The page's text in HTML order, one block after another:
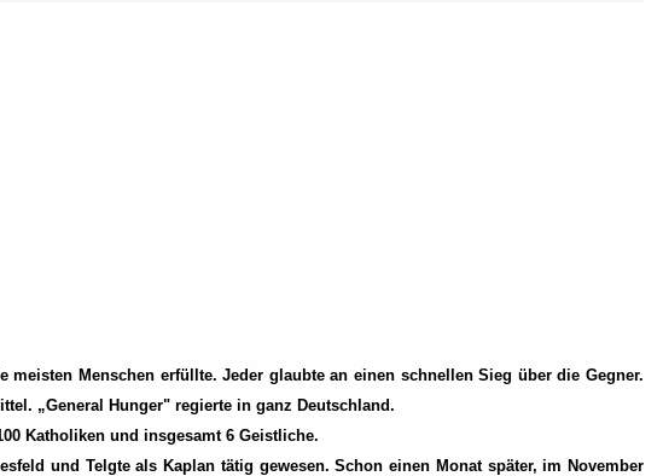
Menschen erfüllte. Jeder glaubte an einen schnellen Sieg über die Gegner.
„General Hunger" regierte in ganz Deutschland.
Katholiken und insgesamt 6 Geistliche.
und Telgte als Kaplan tätig gewesen. Schon einen Monat später, im November